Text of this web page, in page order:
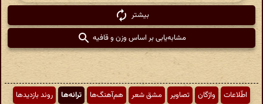
بیشتر
مشابه‌یابی بر اساس وزن و قافیه
اطّلاعات واژگان تصاویر مشق شعر هم‌آهنگ‌ها ترانه‌ها
روند بازدیدها